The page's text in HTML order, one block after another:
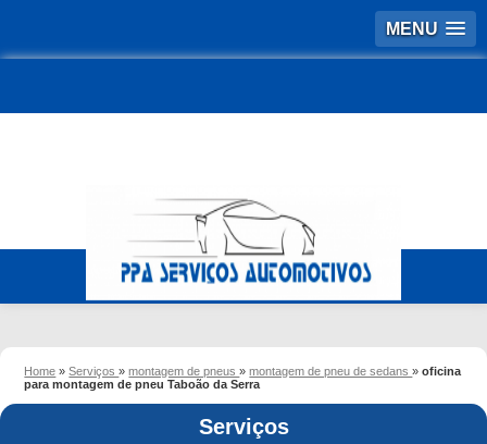
MENU
Home »Serviços»montagem de pneus»montagem de pneu de sedans»oficina
para montagem de pneu Taboão da Serra
Serviços